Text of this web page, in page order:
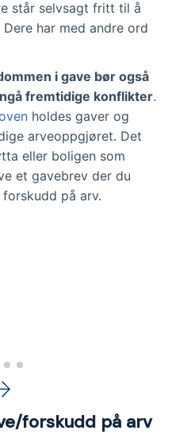
står selvsagt fritt til å
har med andre ord
i gave bør også
fremtidige konflikter.
holdes gaver og
arveoppgjøret. Det
eller boligen som
et gavebrev der du
på arv.
forskudd på arv